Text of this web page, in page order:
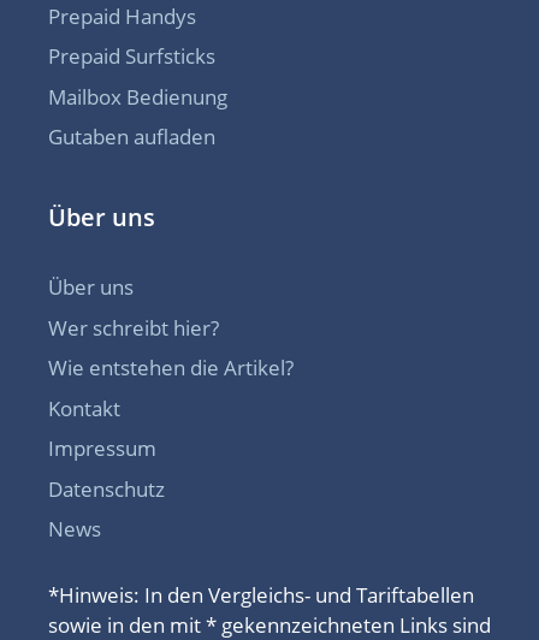
Prepaid Handys
Prepaid Surfsticks
Mailbox Bedienung
Gutaben aufladen
Über uns
Über uns
Wer schreibt hier?
Wie entstehen die Artikel?
Kontakt
Impressum
Datenschutz
News
*Hinweis: In den Vergleichs- und Tariftabellen
sowie in den mit * gekennzeichneten Links sind